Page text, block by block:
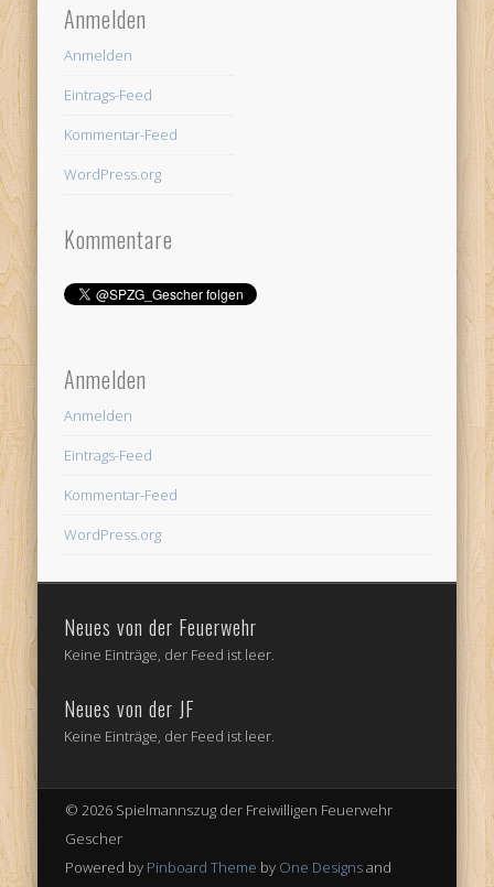
Anmelden
Anmelden
Eintrags-Feed
Kommentar-Feed
WordPress.org
Kommentare
Anmelden
Anmelden
Eintrags-Feed
Kommentar-Feed
WordPress.org
Neues von der Feuerwehr
Keine Einträge, der Feed ist leer.
Neues von der JF
Keine Einträge, der Feed ist leer.
© 2026 Spielmannszug der Freiwilligen Feuerwehr
Gescher
Powered by Pinboard Theme by One Designsand